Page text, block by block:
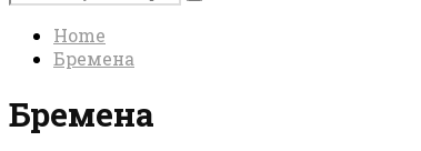
for:
Search
Home
Бремена
Бремена